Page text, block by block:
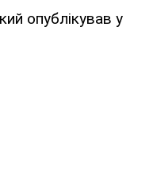
опублікував у